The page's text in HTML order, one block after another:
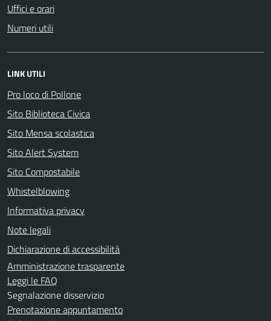
Uffici e orari
Numeri utili
LINK UTILI
Pro loco di Pollone
Sito Biblioteca Civica
Sito Mensa scolastica
Sito Alert System
Sito Compostabile
Whistelblowing
Informativa privacy
Note legali
Dichiarazione di accessibilità
Amministrazione trasparente
Leggi le FAQ
Segnalazione disservizio
Prenotazione appuntamento